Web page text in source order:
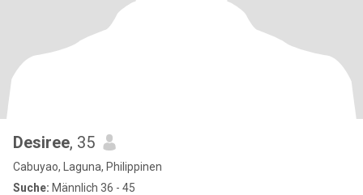
Desiree, 35
Cabuyao, Laguna, Philippinen
Suche: Männlich 36 - 45